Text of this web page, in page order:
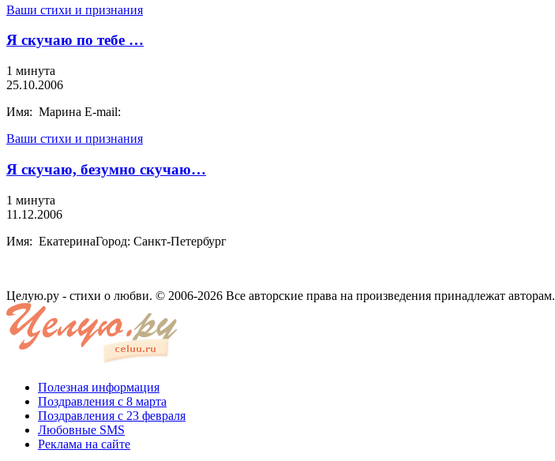
Ваши стихи и признания
Я скучаю по тебе …
1 минута
25.10.2006
Имя: Марина E-mail:
Ваши стихи и признания
Я скучаю, безумно скучаю…
1 минута
11.12.2006
Имя: ЕкатеринаГород: Санкт-Петербург
Целую.ру - стихи о любви. © 2006-2026 Все авторские права на произведения принадлежат авторам.
Полезная информация
Поздравления с 8 марта
Поздравления с 23 февраля
Любовные SMS
Реклама на сайте